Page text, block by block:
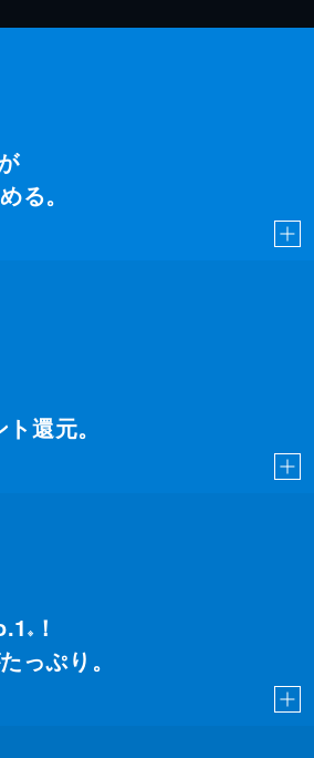
る。
還元。
※
！
っぷり。